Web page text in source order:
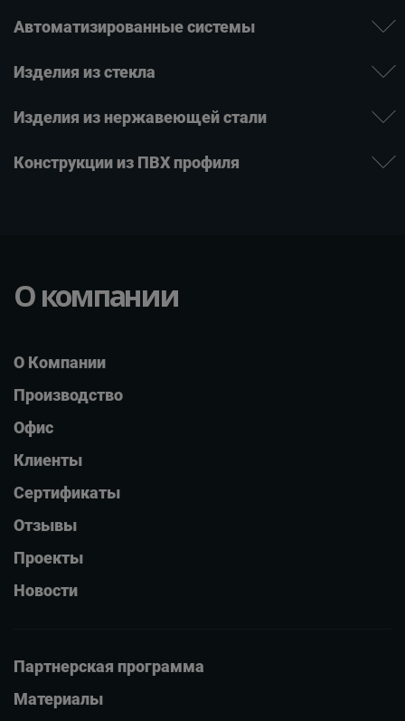
Автомати­зиро­ванные системы
Изде­лия ­из стекла
Изделия из нержаве­ющей ­стали
Конструкции из ПВХ профиля
О компании
О Компании
Производство
Офис
Клиенты
Сертификаты
Отзывы
Проекты
Новости
Партнерская программа
Материалы